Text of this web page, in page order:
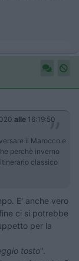
alle 16:19:50
il Marocco e
perchè inverno
classico
E' anche vero
ci si potrebbe
per la
tosto".